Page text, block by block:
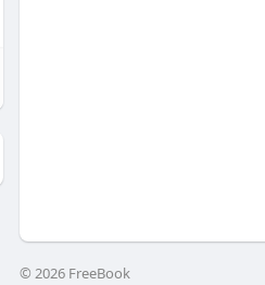
© 2026 FreeBook